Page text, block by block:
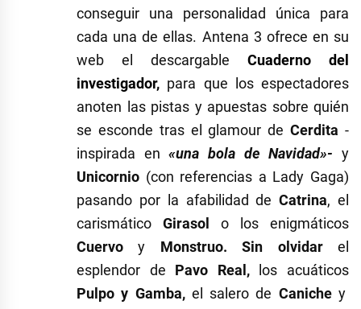
conseguir una personalidad única para
cada una de ellas. Antena 3 ofrece en su
web el descargable Cuaderno del
investigador, para que los espectadores
anoten las pistas y apuestas sobre quién
se esconde tras el glamour deCerdita-
inspirada en«una bola de Navidad»- y
Unicornio (con referencias a Lady Gaga)
pasando por la afabilidad deCatrina, el
carismático Girasol
o los enigmáticos
Cuervo y Monstruo. Sin olvidarel
esplendor de Pavo Real,
los acuáticos
Pulpo y Gamba, el salero de Canichey